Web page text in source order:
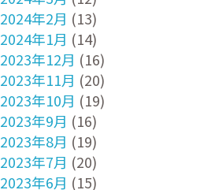
2024年2月 (13)
2024年1月 (14)
2023年12月 (16)
2023年11月 (20)
2023年10月 (19)
2023年9月 (16)
2023年8月 (19)
2023年7月 (20)
2023年6月 (15)